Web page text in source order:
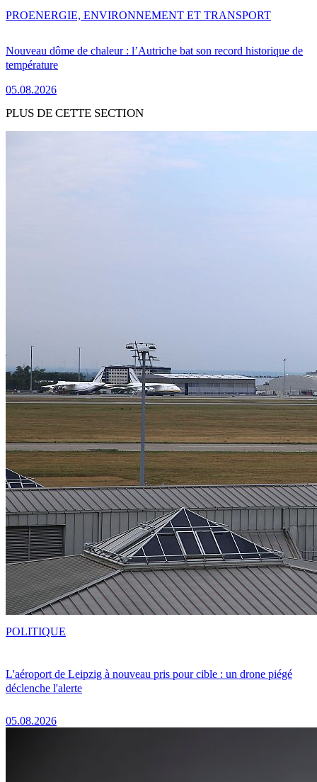
Nouveau dôme de chaleur : l’Autriche bat son record historique de
température
05.08.2026
PROENERGIE, ENVIRONNEMENT ET TRANSPORT
PLUS DE CETTE SECTION
L'aéroport de Leipzig à nouveau pris pour cible : un drone piégé
déclenche l'alerte
05.08.2026
POLITIQUE